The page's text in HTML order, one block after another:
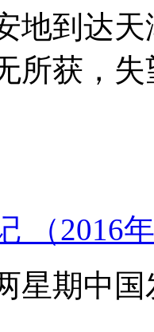
地到达
所获，
（2016
星期中